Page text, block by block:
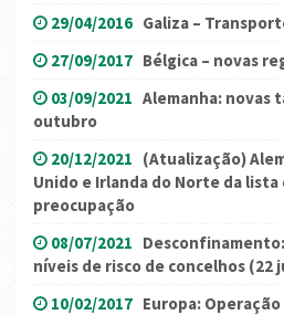
29/04/2016 Galiza –
27/09/2017 Bélgica – novas
03/09/2021 Alemanha: novas
outubro
20/12/2021 (Atualização)
Unido e Irlanda do Norte da
preocupação
08/07/2021
níveis de risco de concelhos (22
10/02/2017 Europa: Operação